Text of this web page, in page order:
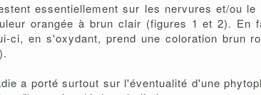
essentiellement sur les nervures et/ou
orangée à brun clair (figures 1 et 2).
ci, en s'oxydant, prend une coloration brun
a porté surtout sur l'éventualité d'une